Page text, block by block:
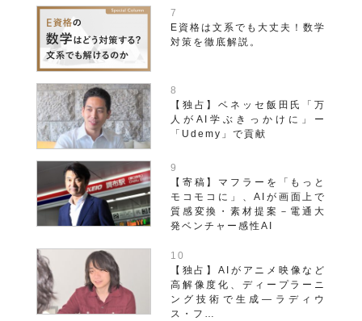
E資格は文系でも大丈夫！数学
対策を徹底解説。
【独占】ベネッセ飯田氏「万
人がAI学ぶきっかけに」ー
「Udemy」で貢献
【寄稿】マフラーを「もっと
モコモコに」、AIが画面上で
質感変換・素材提案－電通大
発ベンチャー感性AI
【独占】AIがアニメ映像など
高解像度化、ディープラーニ
ング技術で生成―ラディウ
ス・フ…